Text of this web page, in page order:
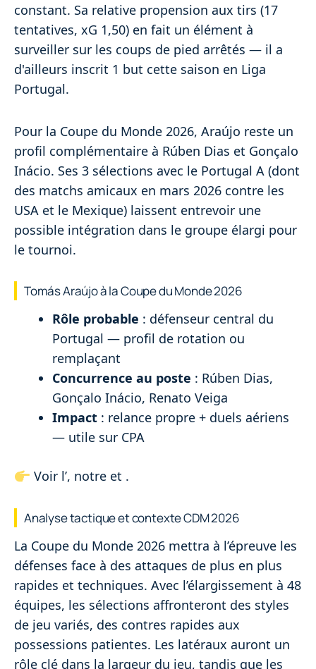
constant. Sa relative propension aux tirs (17
tentatives, xG 1,50) en fait un élément à
surveiller sur les coups de pied arrêtés — il a
d'ailleurs inscrit 1 but cette saison en Liga
Portugal.
Pour la Coupe du Monde 2026, Araújo reste un
profil complémentaire à Rúben Dias et Gonçalo
Inácio. Ses 3 sélections avec le Portugal A (dont
des matchs amicaux en mars 2026 contre les
USA et le Mexique) laissent entrevoir une
possible intégration dans le groupe élargi pour
le tournoi.
Tomás Araújo à la Coupe du Monde 2026
Rôle probable : défenseur central du
Portugal — profil de rotation ou
remplaçant
Concurrence au poste : Rúben Dias,
Gonçalo Inácio, Renato Veiga
Impact : relance propre + duels aériens
— utile sur CPA
Voir l’, notre et .
Analyse tactique et contexte CDM 2026
La Coupe du Monde 2026 mettra à l’épreuve les
défenses face à des attaques de plus en plus
rapides et techniques. Avec l’élargissement à 48
équipes, les sélections affronteront des styles
de jeu variés, des contres rapides aux
possessions patientes. Les latéraux auront un
rôle clé dans la largeur du jeu, tandis que les